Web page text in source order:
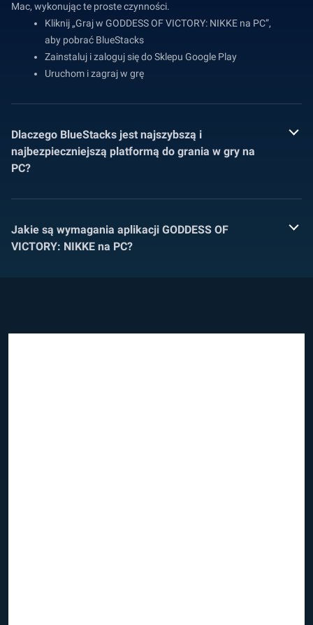
Mac, wykonując te proste czynności.
Kliknij „Graj w GODDESS OF VICTORY: NIKKE na PC”,
aby pobrać BlueStacks
Zainstaluj i zaloguj się do Sklepu Google Play
Uruchom i zagraj w grę
Dlaczego BlueStacks jest najszybszą i
najbezpieczniejszą platformą do grania w gry na
PC?
Jakie są wymagania aplikacji GODDESS OF
VICTORY: NIKKE na PC?